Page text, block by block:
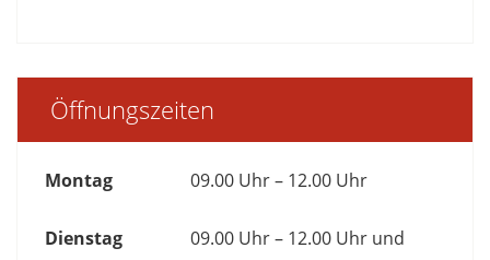
Öffnungszeiten
Montag 09.00 Uhr – 12.00 Uhr
Dienstag
09.00 Uhr – 12.00 Uhr und